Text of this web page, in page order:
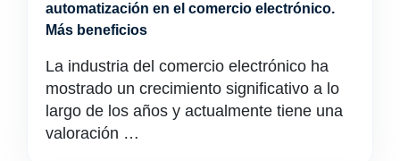
automatización en el comercio electrónico.
Más beneficios
La industria del comercio electrónico ha
mostrado un crecimiento significativo a lo
largo de los años y actualmente tiene una
valoración …